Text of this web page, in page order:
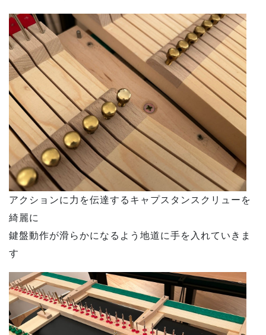
アクションに力を伝達するキャプスタンスクリューを
綺麗に
鍵盤動作が滑らかになるよう地道に手を入れていきま
す